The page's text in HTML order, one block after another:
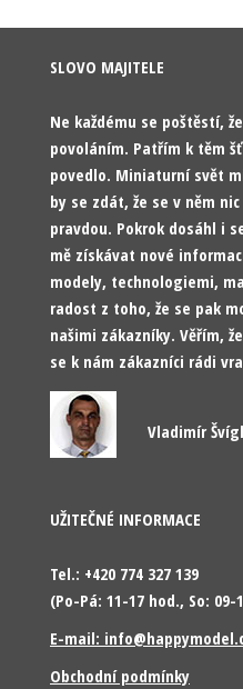
SLOVO MAJITELE
Ne každému se poštěstí,
povoláním. Patřím k těm
povedlo. Miniaturní svět
by se zdát, že se v něm
pravdou. Pokrok dosáhl i
mě získávat nové
modely, technologiemi,
radost z toho, že se pak
našimi zákazníky. Věřím,
se k nám zákazníci rádi
Vladimír
UŽITEČNÉ INFORMACE
Tel.: +420 774 327 139
(Po-Pá: 11-17 hod., So: 09-
E-mail:
Obchodní podmínky